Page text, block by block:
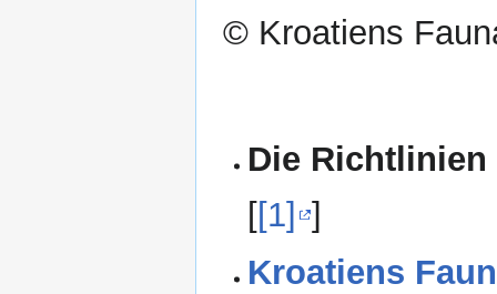
© Kroatiens
Die
[[1] ]
Kroatiens